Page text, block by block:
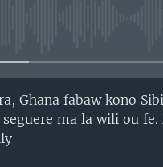
Ghana fabaw kono
ma la wili ou